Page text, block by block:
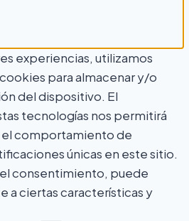
experiencias, utilizamos
para almacenar y/o
del dispositivo. El
tecnologías nos permitirá
comportamiento de
únicas en este sitio.
consentimiento, puede
a ciertas características y